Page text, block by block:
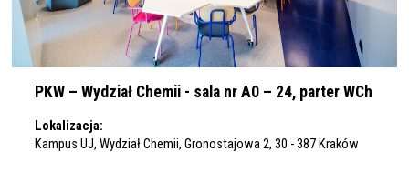
PKW – Wydział Chemii - sala nr A0 – 24, parter WCh
Lokalizacja:
Kampus UJ, Wydział Chemii, Gronostajowa 2, 30 - 387 Kraków